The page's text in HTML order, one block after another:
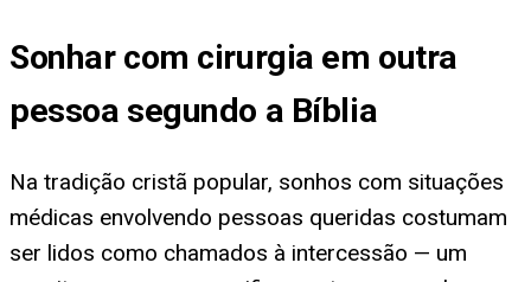
Sonhar com cirurgia em outra
pessoa segundo a Bíblia
Na tradição cristã popular, sonhos com situações
médicas envolvendo pessoas queridas costumam
ser lidos como chamados à intercessão — um